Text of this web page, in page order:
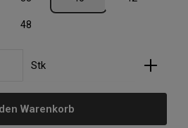
48
den gewünschten Wert ein
Stk
Warenkorb